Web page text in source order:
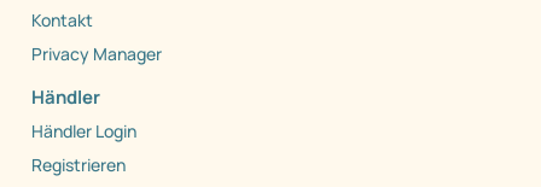
Kontakt
Privacy Manager
Händler
Händler Login
Registrieren